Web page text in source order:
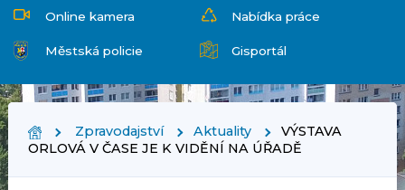
Online kamera Nabídka práce
Městská policie Gisportál
Zpravodajství Aktuality
VÝSTAVA
ORLOVÁ V ČASE JE K VIDĚNÍ NA ÚŘADĚ